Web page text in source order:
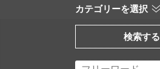
カテゴリーを選択
検索する